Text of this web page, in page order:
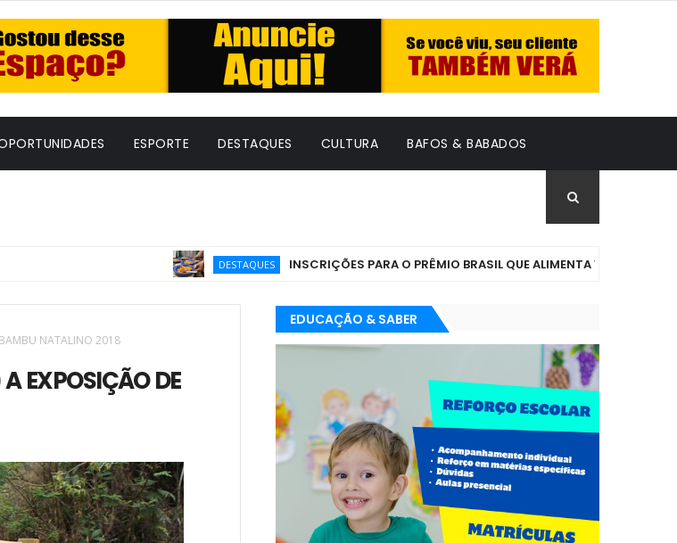
ESPORTE DESTAQUES CULTURA BAFOS & BABADOS
DESTAQUES INSCRIÇÕES PARA O PRÊMIO BRASIL QUE ALIMENTA VÃO ATÉ 7 DE
BAMBU NATALINO 2018
EXPOSIÇÃO DE
EDUCAÇÃO & SABER